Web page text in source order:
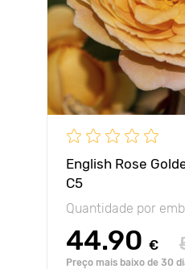
English Rose
C5
Quantidade por
44.90 €
Preço mais baixo de 30